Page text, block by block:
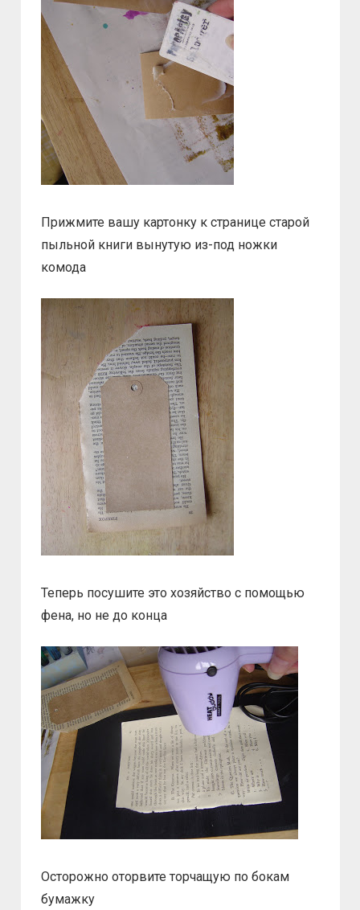
Прижмите вашу картонку к странице старой
пыльной книги вынутую из-под ножки
комода
Теперь посушите это хозяйство с помощью
фена, но не до конца
Осторожно оторвите торчащую по бокам
бумажку